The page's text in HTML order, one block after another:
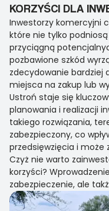
KORZYŚCI DLA
Inwestorzy komercyjni
które nie tylko
przyciągną
pozbawione szkód
zdecydowanie bardziej
miejsca na zakup lub
Ustroń staje się
planowania i realizacji
takiego rozwiązania,
zabezpieczony, co
przedsięwzięcia i może
Czyż nie warto
korzyści?
zabezpieczenie, ale